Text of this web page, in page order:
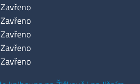
Zavřeno
Zavřeno
Zavřeno
Zavřeno
Zavřeno